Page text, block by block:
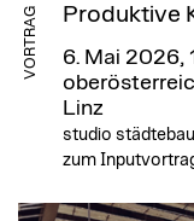
VORTRAG Produktive
6. Mai 2026,
Linz
studio
zum